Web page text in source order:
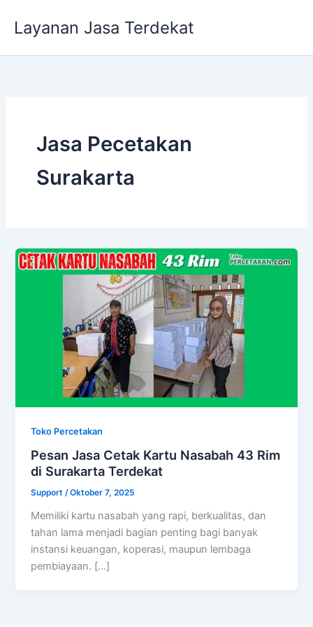
Layanan Jasa Terdekat
Jasa Pecetakan
Surakarta
Toko Percetakan
Pesan Jasa Cetak Kartu Nasabah 43 Rim
di Surakarta Terdekat
Support/Oktober 7, 2025
Memiliki kartu nasabah yang rapi, berkualitas, dan
tahan lama menjadi bagian penting bagi banyak
instansi keuangan, koperasi, maupun lembaga
pembiayaan. […]